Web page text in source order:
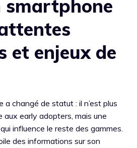
smartphone
et enjeux de
a changé de statut : il n’est plus
aux early adopters, mais une
influence le reste des gammes.
des informations sur son